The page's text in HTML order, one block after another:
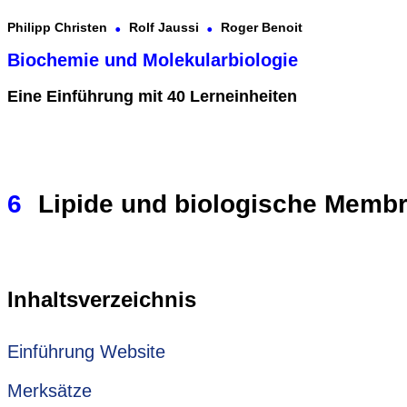
Philipp Christen . Rolf Jaussi . Roger Benoit
Biochemie und Molekularbiologie
Eine Einführung mit 40 Lerneinheiten
6 Lipide und biologische
Inhaltsverzeichnis
Einführung Website
Merksätze